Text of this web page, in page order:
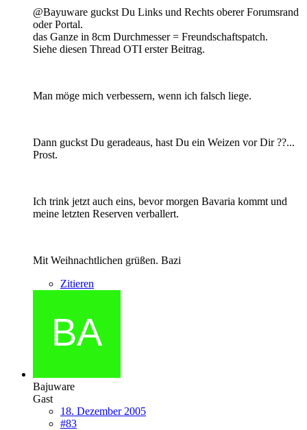
@Bayuware guckst Du Links und Rechts oberer Forumsrand
oder Portal.
das Ganze in 8cm Durchmesser = Freundschaftspatch.
Siehe diesen Thread OTI erster Beitrag.
Man möge mich verbessern, wenn ich falsch liege.
Dann guckst Du geradeaus, hast Du ein Weizen vor Dir ??...
Prost.
Ich trink jetzt auch eins, bevor morgen Bavaria kommt und
meine letzten Reserven verballert.
Mit Weihnachtlichen grüßen. Bazi
Zitieren
Bajuware
Gast
18. Dezember 2005
#83